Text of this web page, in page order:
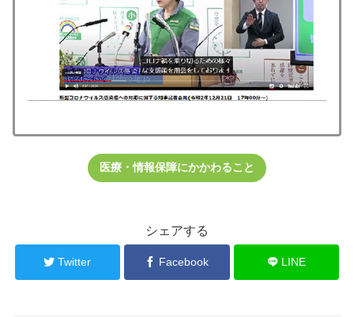
医療・情報保障にかかわること
シェアする
Twitter Facebook LINE